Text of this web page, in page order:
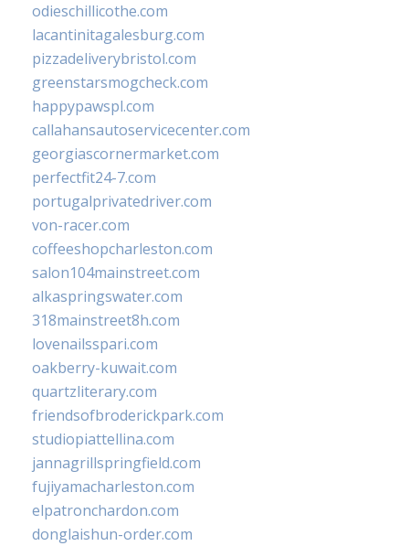
odieschillicothe.com
lacantinitagalesburg.com
pizzadeliverybristol.com
greenstarsmogcheck.com
happypawspl.com
callahansautoservicecenter.com
georgiascornermarket.com
perfectfit24-7.com
portugalprivatedriver.com
von-racer.com
coffeeshopcharleston.com
salon104mainstreet.com
alkaspringswater.com
318mainstreet8h.com
lovenailsspari.com
oakberry-kuwait.com
quartzliterary.com
friendsofbroderickpark.com
studiopiattellina.com
jannagrillspringfield.com
fujiyamacharleston.com
elpatronchardon.com
donglaishun-order.com